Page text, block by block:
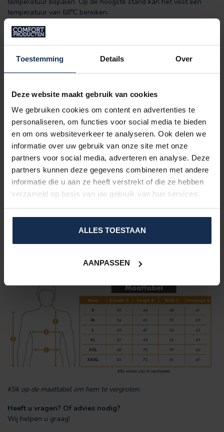
Toestemming Details Over
Deze website maakt gebruik van cookies
We gebruiken cookies om content en advertenties te
personaliseren, om functies voor social media te bieden
en om ons websiteverkeer te analyseren. Ook delen we
informatie over uw gebruik van onze site met onze
partners voor social media, adverteren en analyse. Deze
partners kunnen deze gegevens combineren met andere
informatie die u aan ze heeft verstrekt of die ze hebben
verzameld op basis van uw gebruik van hun services.
ALLES TOESTAAN
AANPASSEN
temperatuur van 68℃ bereiken.
Eigenschappen:
Dubbel gevoerd
Vijf verwarmingszones (Carbon Fiber)
Tot 8uur verwarming op een enkele lading.
Wasbaar
Verstelbaar indrie warmtestanden
Voltage: 5V USB 2A output
laadkabel
Maattabel:
bestellen die u altijd heeft.
Klik op de maattabel om hem te vergroten.
Heeft u vragen? Of advies nodig?
Wij helpen u graag!